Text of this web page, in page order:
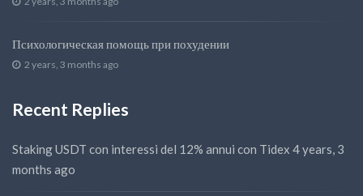
Психологическая помощь при похудении
2 years, 3 months ago
Recent Replies
Staking USDT con interessi del 12% annui con Tidex 4 years, 3
months ago